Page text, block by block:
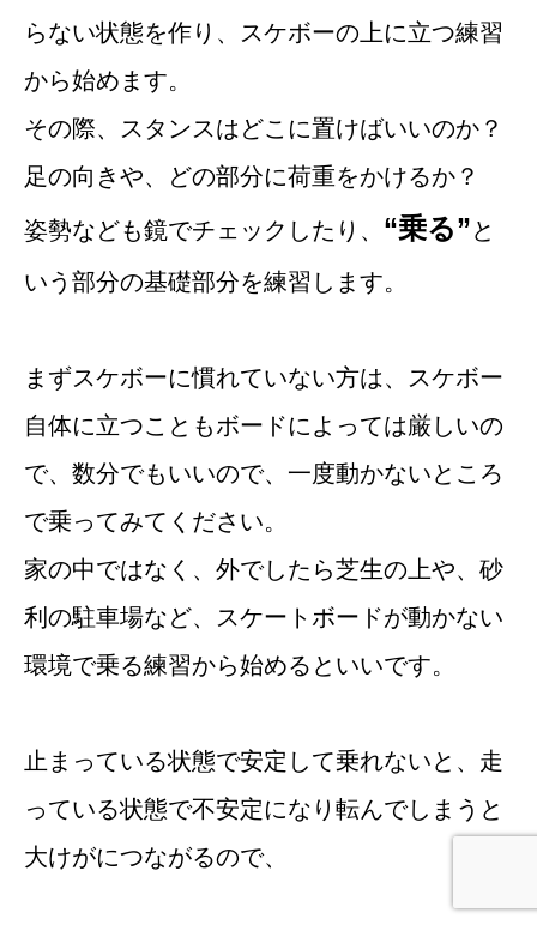
らない状態を作り、スケボーの上に立つ練習
から始めます。
その際、スタンスはどこに置けばいいのか？
足の向きや、どの部分に荷重をかけるか？
姿勢なども鏡でチェックしたり、 “乗る”と
いう部分の基礎部分を練習します。
まずスケボーに慣れていない方は、スケボー
自体に立つこともボードによっては厳しいの
で、数分でもいいので、一度動かないところ
で乗ってみてください。
家の中ではなく、外でしたら芝生の上や、砂
利の駐車場など、スケートボードが動かない
環境で乗る練習から始めるといいです。
止まっている状態で安定して乗れないと、走
っている状態で不安定になり転んでしまうと
大けがにつながるので、